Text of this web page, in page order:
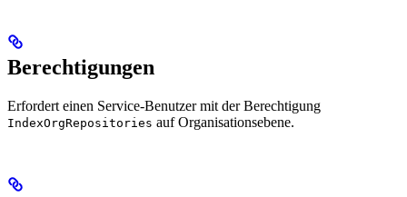
Berechtigungen
Erfordert einen Service-Benutzer mit der Berechtigung
IndexOrgRepositories auf Organisationsebene.